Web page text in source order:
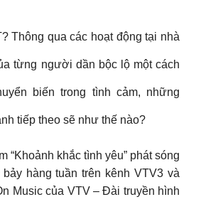
Thông qua các hoạt động tại nhà
từng người dần bộc lộ một cách
biến trong tình cảm, những
tiếp theo sẽ như thế nào?
“Khoảnh khắc tình yêu” phát sóng
hàng tuần trên kênh VTV3 và
Music của VTV – Đài truyền hình